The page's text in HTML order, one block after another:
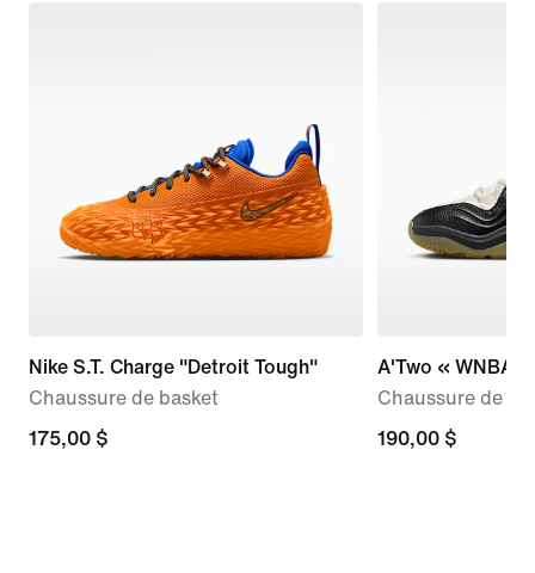
Nike S.T. Charge "Detroit Tough"
Chaussure de basket
175,00 $
175,00 $
A'Two « WNBA
Chaussure de
190,00 $
190,00 $